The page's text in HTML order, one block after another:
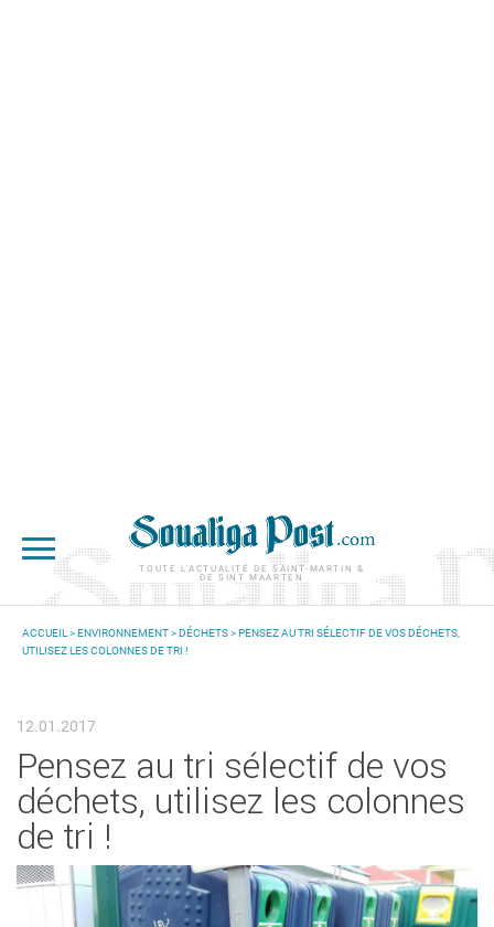
TOUTE L'ACTUALITÉ DE SAINT-MARTIN &
DE SINT MAARTEN
VOUS ÊTES ICI
ACCUEIL >ENVIRONNEMENT>DÉCHETS> PENSEZ AU TRI SÉLECTIF DE VOS DÉCHETS,
UTILISEZ LES COLONNES DE TRI !
12.01.2017
Pensez au tri sélectif de vos
déchets, utilisez les colonnes
de tri !